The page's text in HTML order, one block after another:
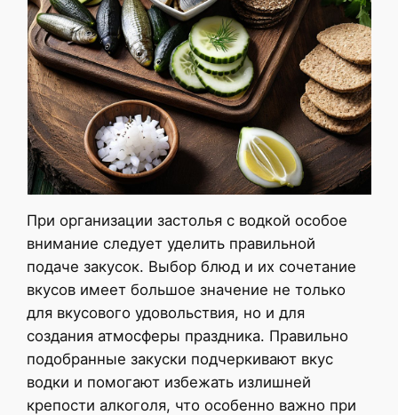
При организации застолья с водкой особое
внимание следует уделить правильной
подаче закусок. Выбор блюд и их сочетание
вкусов имеет большое значение не только
для вкусового удовольствия, но и для
создания атмосферы праздника. Правильно
подобранные закуски подчеркивают вкус
водки и помогают избежать излишней
крепости алкоголя, что особенно важно при